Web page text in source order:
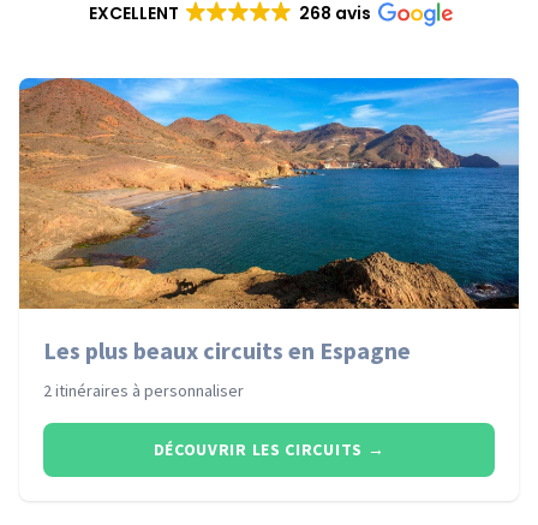
EXCELLENT 268 avis
Les plus beaux circuits en Espagne
2 itinéraires à personnaliser
DÉCOUVRIR LES CIRCUITS →